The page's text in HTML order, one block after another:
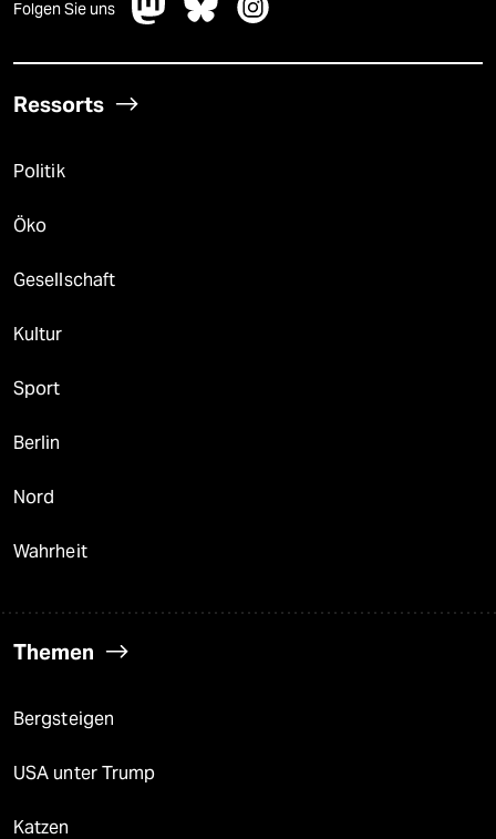
Folgen Sie uns
Ressorts
Politik
Öko
Gesellschaft
Kultur
Sport
Berlin
Nord
Wahrheit
Themen
Bergsteigen
USA unter Trump
Katzen